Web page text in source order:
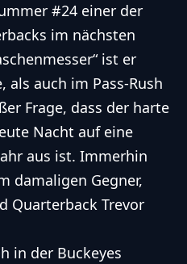
#24 einer der
im nächsten
ist er
als auch im Pass-Rush
Frage, dass der harte
Nacht auf eine
aus ist. Immerhin
damaligen Gegner,
Quarterback Trevor
in der Buckeyes